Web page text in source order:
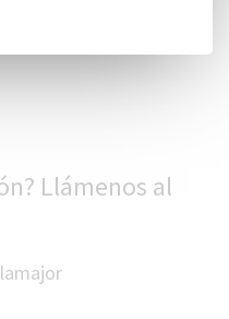
Llámenos al